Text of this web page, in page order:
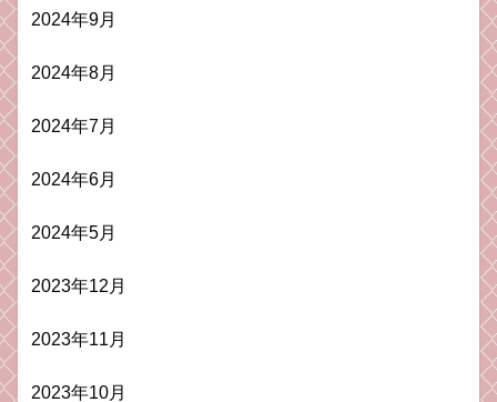
2024年9月
2024年8月
2024年7月
2024年6月
2024年5月
2023年12月
2023年11月
2023年10月